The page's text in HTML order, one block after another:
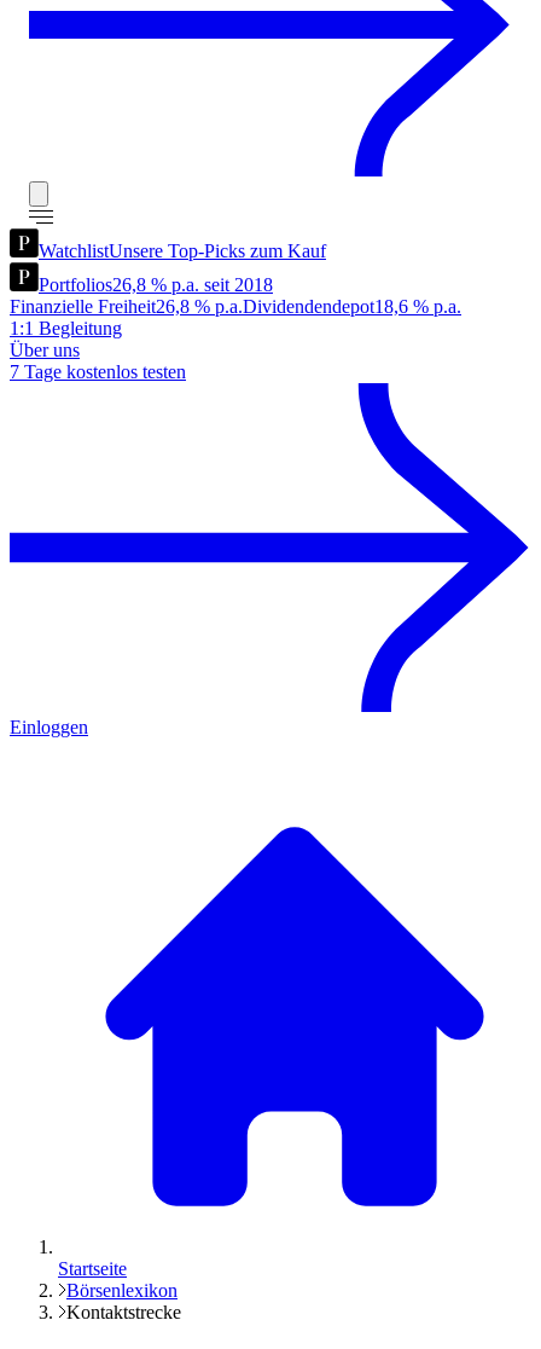
WatchlistUnsere Top-Picks zum Kauf
Portfolios26,8 % p.a. seit 2018
Finanzielle Freiheit26,8 % p.a.Dividendendepot18,6 % p.a.
1:1 Begleitung
Über uns
7 Tage kostenlos testen
Einloggen
Startseite
Börsenlexikon
Kontaktstrecke